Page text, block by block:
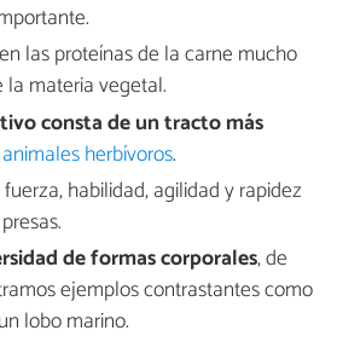
las proteínas de la carne mucho
materia vegetal.
consta de un tracto más
animales herbívoros.
habilidad, agilidad y rapidez
de formas corporales, de
ejemplos contrastantes como
lobo marino.